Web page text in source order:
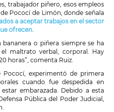
trabajador piñero, esos empleos
Pococí de Limón, donde señala
a aceptar trabajos en el sector
ofrecen.
o piñera siempre se ha
maltrato verbal, corporal. Hay
horas”, comenta Ruiz.
Pococí, experimentó de primera
cuando fue despedida en
embarazada. Debido a esta
Pública del Poder Judicial,